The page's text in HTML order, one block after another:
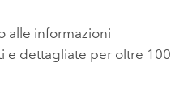
alle informazioni
e dettagliate per oltre 100